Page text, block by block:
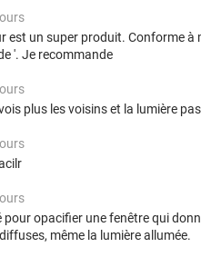
est un super produit. Conforme à
'. Je recommande
plus les voisins et la lumière
opacifier une fenêtre qui
même la lumière allumée.